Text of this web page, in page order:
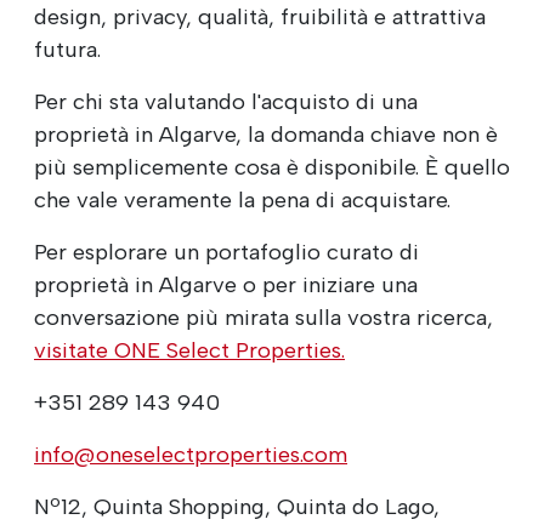
design, privacy, qualità, fruibilità e attrattiva
futura.
Per chi sta valutando l'acquisto di una
proprietà in Algarve, la domanda chiave non è
più semplicemente cosa è disponibile. È quello
che vale veramente la pena di acquistare.
Per esplorare un portafoglio curato di
proprietà in Algarve o per iniziare una
conversazione più mirata sulla vostra ricerca,
visitate ONE Select Properties.
+351 289 143 940
info@oneselectproperties.com
Nº12, Quinta Shopping, Quinta do Lago,